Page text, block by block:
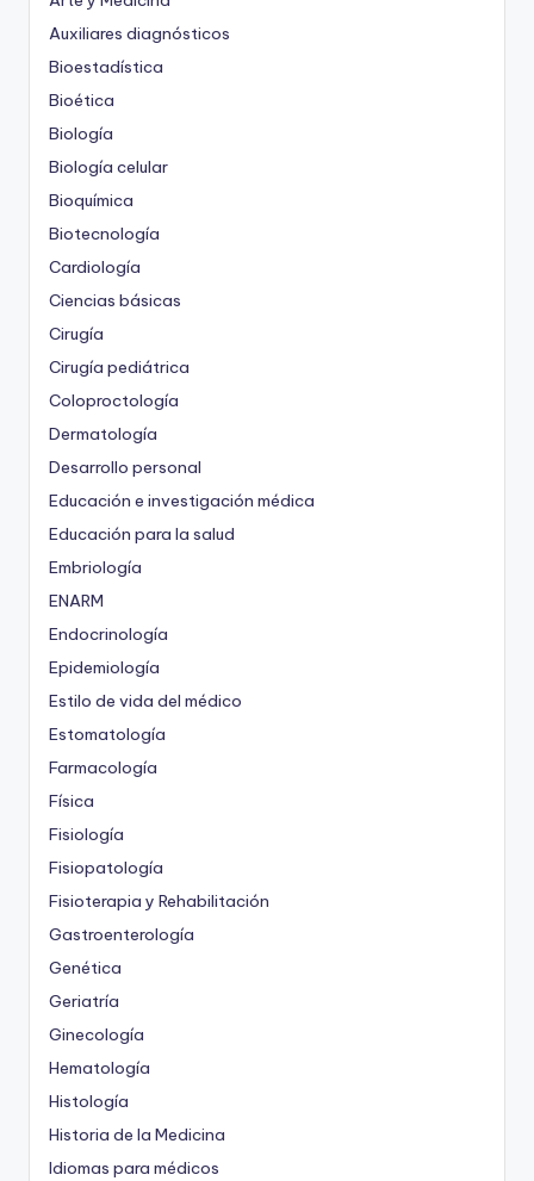
Auxiliares diagnósticos
Bioestadística
Bioética
Biología
Biología celular
Bioquímica
Biotecnología
Cardiología
Ciencias básicas
Cirugía
Cirugía pediátrica
Coloproctología
Dermatología
Desarrollo personal
Educación e investigación médica
Educación para la salud
Embriología
ENARM
Endocrinología
Epidemiología
Estilo de vida del médico
Estomatología
Farmacología
Física
Fisiología
Fisiopatología
Fisioterapia y Rehabilitación
Gastroenterología
Genética
Geriatría
Ginecología
Hematología
Histología
Historia de la Medicina
Idiomas para médicos